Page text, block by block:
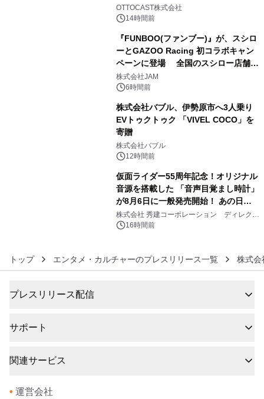
OTTOCAST株式会社
14時間前
『FUNBOO(ファンブー)』が、スシロ
ーとGAZOO Racing 初コラボキャン
ペーンに登場 全国のスシロー店舗で
GR 4車種の FUNBOO(ミニカー)付き
メニューが展開されます
株式会社JAM
6時間前
株式会社バブル、伊勢原市へ3人乗り
EVトゥクトゥク 「VIVEL COCO」を
寄贈
株式会社バブル
12時間前
仮面ライダー55周年記念！オリジナル
音源を搭載した 「音声目覚まし時計」
が8月6日に一般発売開始！ あの日の
大興奮が今甦る
株式会社 秀建コーポレーション ディレクト
アートギャラリー
16時間前
トップ エンタメ・カルチャーのプレスリリース一覧 株式会
プレスリリース配信
サポート
関連サービス
• 運営会社